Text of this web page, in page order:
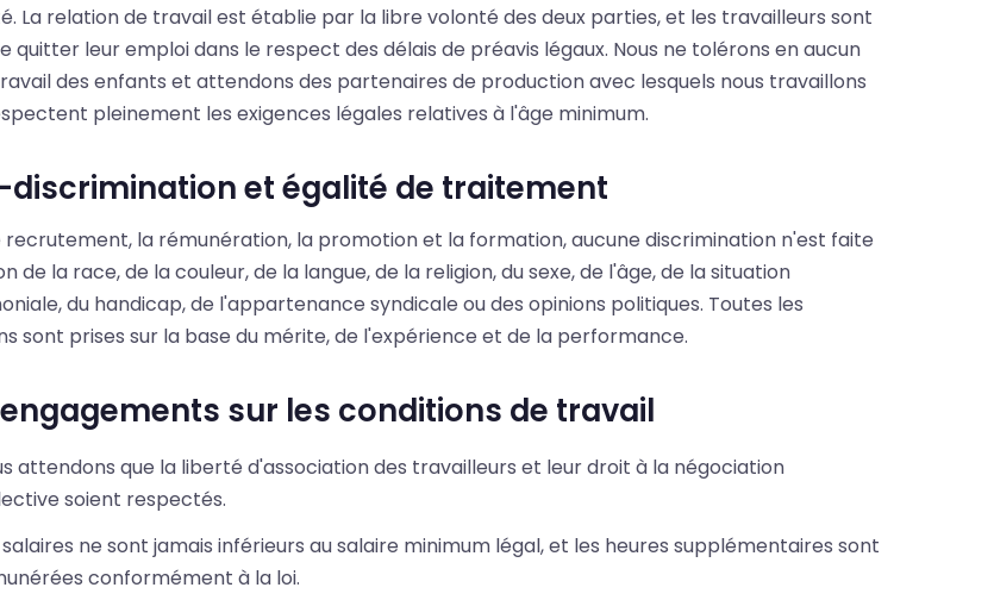
La relation de travail est établie par la libre volonté des deux parties, et les travailleurs sont
quitter leur emploi dans le respect des délais de préavis légaux. Nous ne tolérons en aucun
des enfants et attendons des partenaires de production avec lesquels nous travaillons
pleinement les exigences légales relatives à l'âge minimum.
discrimination et égalité de traitement
recrutement, la rémunération, la promotion et la formation, aucune discrimination n'est faite
de la race, de la couleur, de la langue, de la religion, du sexe, de l'âge, de la situation
du handicap, de l'appartenance syndicale ou des opinions politiques. Toutes les
sont prises sur la base du mérite, de l'expérience et de la performance.
sur les conditions de travail
attendons que la liberté d'association des travailleurs et leur droit à la négociation
soient respectés.
salaires ne sont jamais inférieurs au salaire minimum légal, et les heures supplémentaires sont
conformément à la loi.